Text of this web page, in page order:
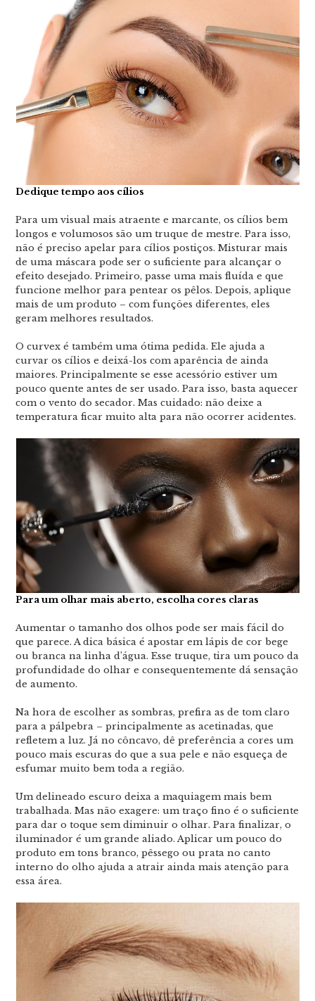
Dedique tempo aos cílios
Para um visual mais atraente e marcante, os cílios bem
longos e volumosos são um truque de mestre. Para isso,
não é preciso apelar para cílios postiços. Misturar mais
de uma máscara pode ser o suficiente para alcançar o
efeito desejado. Primeiro, passe uma mais fluída e que
funcione melhor para pentear os pêlos. Depois, aplique
mais de um produto – com funções diferentes, eles
geram melhores resultados.
O curvex é também uma ótima pedida. Ele ajuda a
curvar os cílios e deixá-los com aparência de ainda
maiores. Principalmente se esse acessório estiver um
pouco quente antes de ser usado. Para isso, basta aquecer
com o vento do secador. Mas cuidado: não deixe a
temperatura ficar muito alta para não ocorrer acidentes.
Para um olhar mais aberto, escolha cores claras
Aumentar o tamanho dos olhos pode ser mais fácil do
que parece. A dica básica é apostar em lápis de cor bege
ou branca na linha d’água. Esse truque, tira um pouco da
profundidade do olhar e consequentemente dá sensação
de aumento.
Na hora de escolher as sombras, prefira as de tom claro
para a pálpebra – principalmente as acetinadas, que
refletem a luz. Já no côncavo, dê preferência a cores um
pouco mais escuras do que a sua pele e não esqueça de
esfumar muito bem toda a região.
Um delineado escuro deixa a maquiagem mais bem
trabalhada. Mas não exagere: um traço fino é o suficiente
para dar o toque sem diminuir o olhar. Para finalizar, o
iluminador é um grande aliado. Aplicar um pouco do
produto em tons branco, pêssego ou prata no canto
interno do olho ajuda a atrair ainda mais atenção para
essa área.